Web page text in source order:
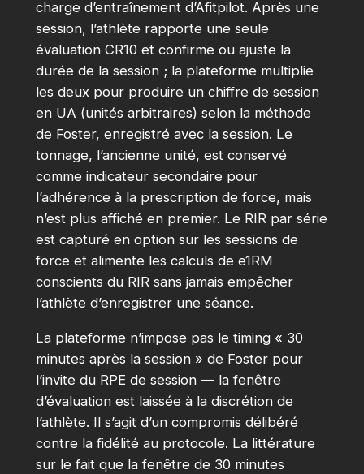
charge d’entraînement d’Afitpilot. Après une
session, l’athlète rapporte une seule
évaluation CR10 et confirme ou ajuste la
durée de la session ; la plateforme multiplie
les deux pour produire un chiffre de session
en UA (unités arbitraires) selon la méthode
de Foster, enregistré avec la session. Le
tonnage, l’ancienne unité, est conservé
comme indicateur secondaire pour
l’adhérence à la prescription de force, mais
n’est plus affiché en premier. Le RIR par série
est capturé en option sur les sessions de
force et alimente les calculs de e1RM
conscients du RIR sans jamais empêcher
l’athlète d’enregistrer une séance.
La plateforme n’impose pas le timing « 30
minutes après la session » de Foster pour
l’invite du RPE de session — la fenêtre
d’évaluation est laissée à la discrétion de
l’athlète. Il s’agit d’un compromis délibéré
contre la fidélité au protocole. La littérature
sur le fait que la fenêtre de 30 minutes